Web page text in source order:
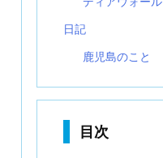
日記
鹿児島のこと
目次